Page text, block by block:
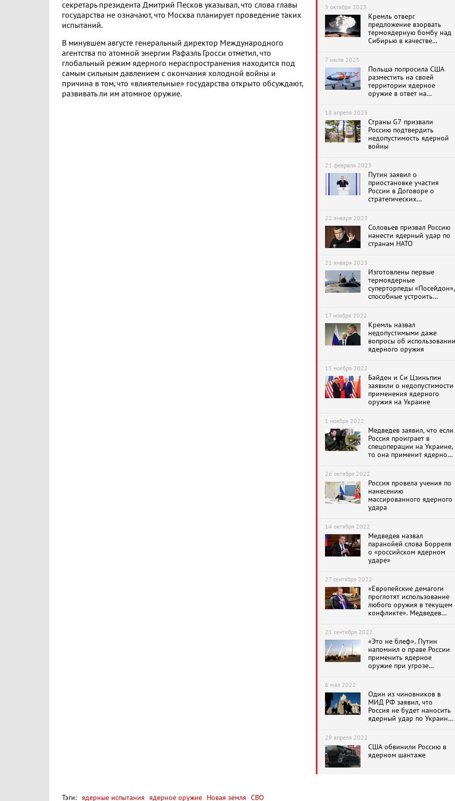
3 октября 2023
Кремль отверг
предложение взорвать
термоядерную бомбу над
Сибирью в качестве
7 июля 2023
Польша попросила США
разместить на своей
территории ядерное
оружие в ответ на
оружия в Белоруссии
18 апреля 2023
Страны G7 призвали
Россию подтвердить
недопустимость ядерной
войны
21 февраля 2023
Путин заявил о
приостановке участия
России в Договоре о
стратегических
22 января 2023
Соловьев призвал Россию
нанести ядерный удар по
странам НАТО
21 января 2023
Изготовлены первые
термоядерные
суперторпеды «Посейдон»,
способные устроить
17 ноября 2022
Кремль назвал
недопустимыми даже
вопросы об использовании
ядерного оружия
15 ноября 2022
Байден и Си Цзиньпин
заявили о недопустимости
применения ядерного
оружия на Украине
1 ноября 2022
Медведев заявил, что если
Россия проиграет в
спецоперации на Украине,
то она применит ядерное
26 октября 2022
Россия провела учения по
нанесению
массированного ядерного
удара
14 октября 2022
Медведев назвал
паранойей слова Борреля
о «российском ядерном
ударе»
27 сентября 2022
«Европейские демагоги
проглотят использование
любого оружия в текущем
конфликте». Медведев
применить ядерное
оружие
21 сентября 2022
«Это не блеф». Путин
напомнил о праве России
применить ядерное
оружие при угрозе
6 мая 2022
Один из чиновников в
МИД РФ заявил, что
Россия не будет наносить
ядерный удар по Украине
29 апреля 2022
США обвинили Россию в
ядерном шантаже
секретарь президента Дмитрий Песков указывал, что слова главы
государства не означают, что Москва планирует проведение таких
испытаний.
В минувшем августе генеральный директор Международного
агентства по атомной энергии Рафаэль Гросси отметил, что
глобальный режим ядерного нераспространения находится под
самым сильным давлением с окончания холодной войны и
причина в том, что «влиятельные» государства открыто обсуждают,
развивать ли им атомное оружие.
Тэги: ядерные испытания ядерное оружие Новая земля СВО